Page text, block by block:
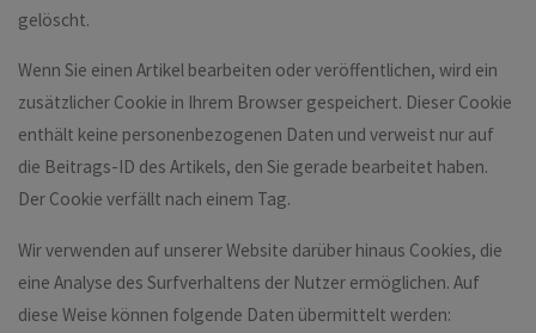
gelöscht.
Wenn Sie einen Artikel bearbeiten oder veröffentlichen, wird ein
zusätzlicher Cookie in Ihrem Browser gespeichert. Dieser Cookie
enthält keine personenbezogenen Daten und verweist nur auf
die Beitrags-ID des Artikels, den Sie gerade bearbeitet haben.
Der Cookie verfällt nach einem Tag.
Wir verwenden auf unserer Website darüber hinaus Cookies, die
eine Analyse des Surfverhaltens der Nutzer ermöglichen. Auf
diese Weise können folgende Daten übermittelt werden: